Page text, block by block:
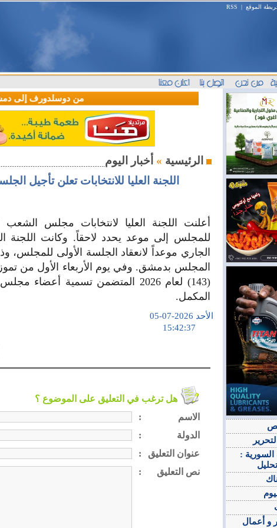
الموقع |
RSS
الرئيسية »
اللجنة العليا للانتخابات تعلن تأجيل
أعلنت اللجنة العليا لانتخابات مجلس الشعب
المجلس بدمشق. وفي يوم الأربعاء الأول من
(143) لعام 2026 المتضمن تسمية
المكمل.
الأحد 2026-07-05
هل ترغب في التعليق على الموضوع ؟
:
الاسم
:
الدولة
:
عنوان التعليق
:
نص التعليق
السورية :